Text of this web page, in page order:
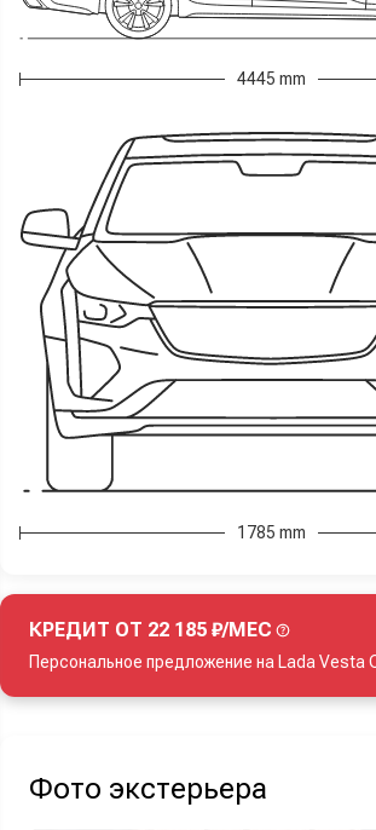
4445 mm
1785 mm
КРЕДИТ ОТ 22 185 ₽/МЕС
Персональное предложение на Lada Vesta
Фото экстерьера